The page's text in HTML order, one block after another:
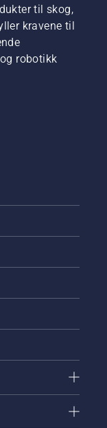
til skog,
kravene til
robotikk